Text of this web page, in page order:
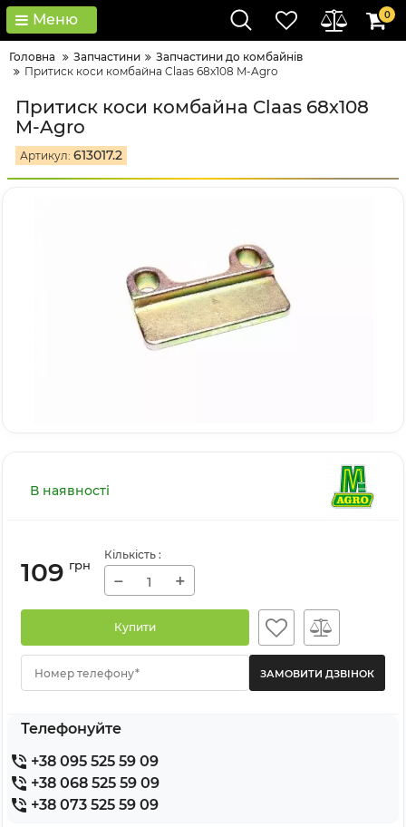
Меню 0
Головна Запчастини
Запчастини до комбайнів
Притиск коси комбайна Claas 68х108 M-Agro
Притиск коси комбайна Claas 68х108
M-Agro
Артикул: 613017.2
В наявності
109 грн
Кількість :
− +
Купити
Номер телефону*
Телефонуйте
+38 095 525 59 09
+38 068 525 59 09
+38 073 525 59 09